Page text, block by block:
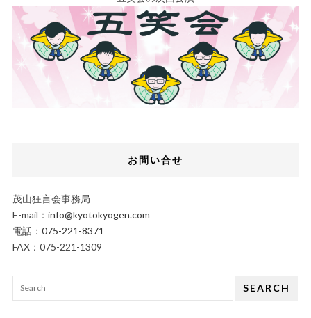
お問い合せ
茂山狂言会事務局
E-mail： info@kyotokyogen.com
電話： 075-221-8371
FAX：075-221-1309
SEARCH